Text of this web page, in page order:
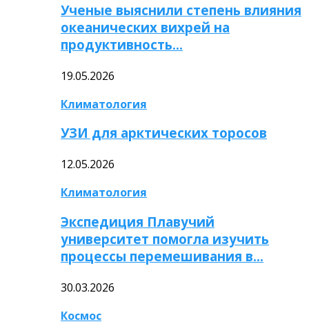
Ученые выяснили степень влияния
океанических вихрей на
продуктивность…
19.05.2026
Климатология
УЗИ для арктических торосов
12.05.2026
Климатология
Экспедиция Плавучий
университет помогла изучить
процессы перемешивания в…
30.03.2026
Космос